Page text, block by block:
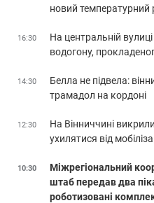
новий температурний
16:30
На центральній
водогону,
14:30
Белла не підвела:
трамадол на кордоні
12:30
На Вінниччині
ухилятися від
10:30
Міжрегіональний
штаб передав два
роботизовані